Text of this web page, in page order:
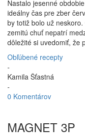
Nastalo jesenné
ideálny čas pre zber
by totiž bolo už
zemitú chuť nepatrí
dôležité si uvedomiť, že
Obľúbené recepty
-
Kamila Šťastná
-
0 Komentárov
MAGNET 3P